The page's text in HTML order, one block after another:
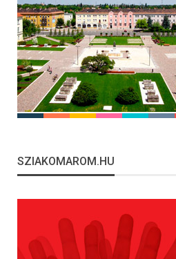
SZIAKOMAROM.HU